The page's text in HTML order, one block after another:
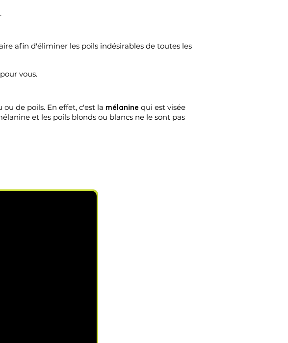
afin d'éliminer les poils indésirables de toutes les
vous.
de poils. En effet, c'est la mélanine qui est visée
et les poils blonds ou blancs ne le sont pas